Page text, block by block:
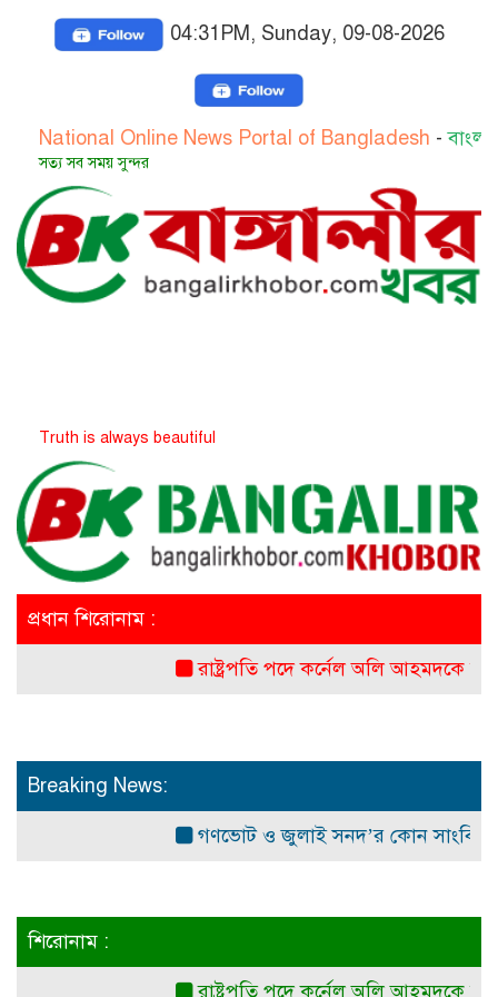
04:31PM, Sunday, 09-08-2026
Online News Portal of Bangladesh- বাংলাদেশের
সময় সুন্দর
always beautiful
প্রধান শিরোনাম :
রাষ্ট্রপতি পদে কর্নেল অলি আহমদকে মনোনয়ন
Breaking News:
গণভোট ও জুলাই সনদ’র কোন সাংবিধানিক
শিরোনাম :
রাষ্ট্রপতি পদে কর্নেল অলি আহমদকে মনোনয়ন